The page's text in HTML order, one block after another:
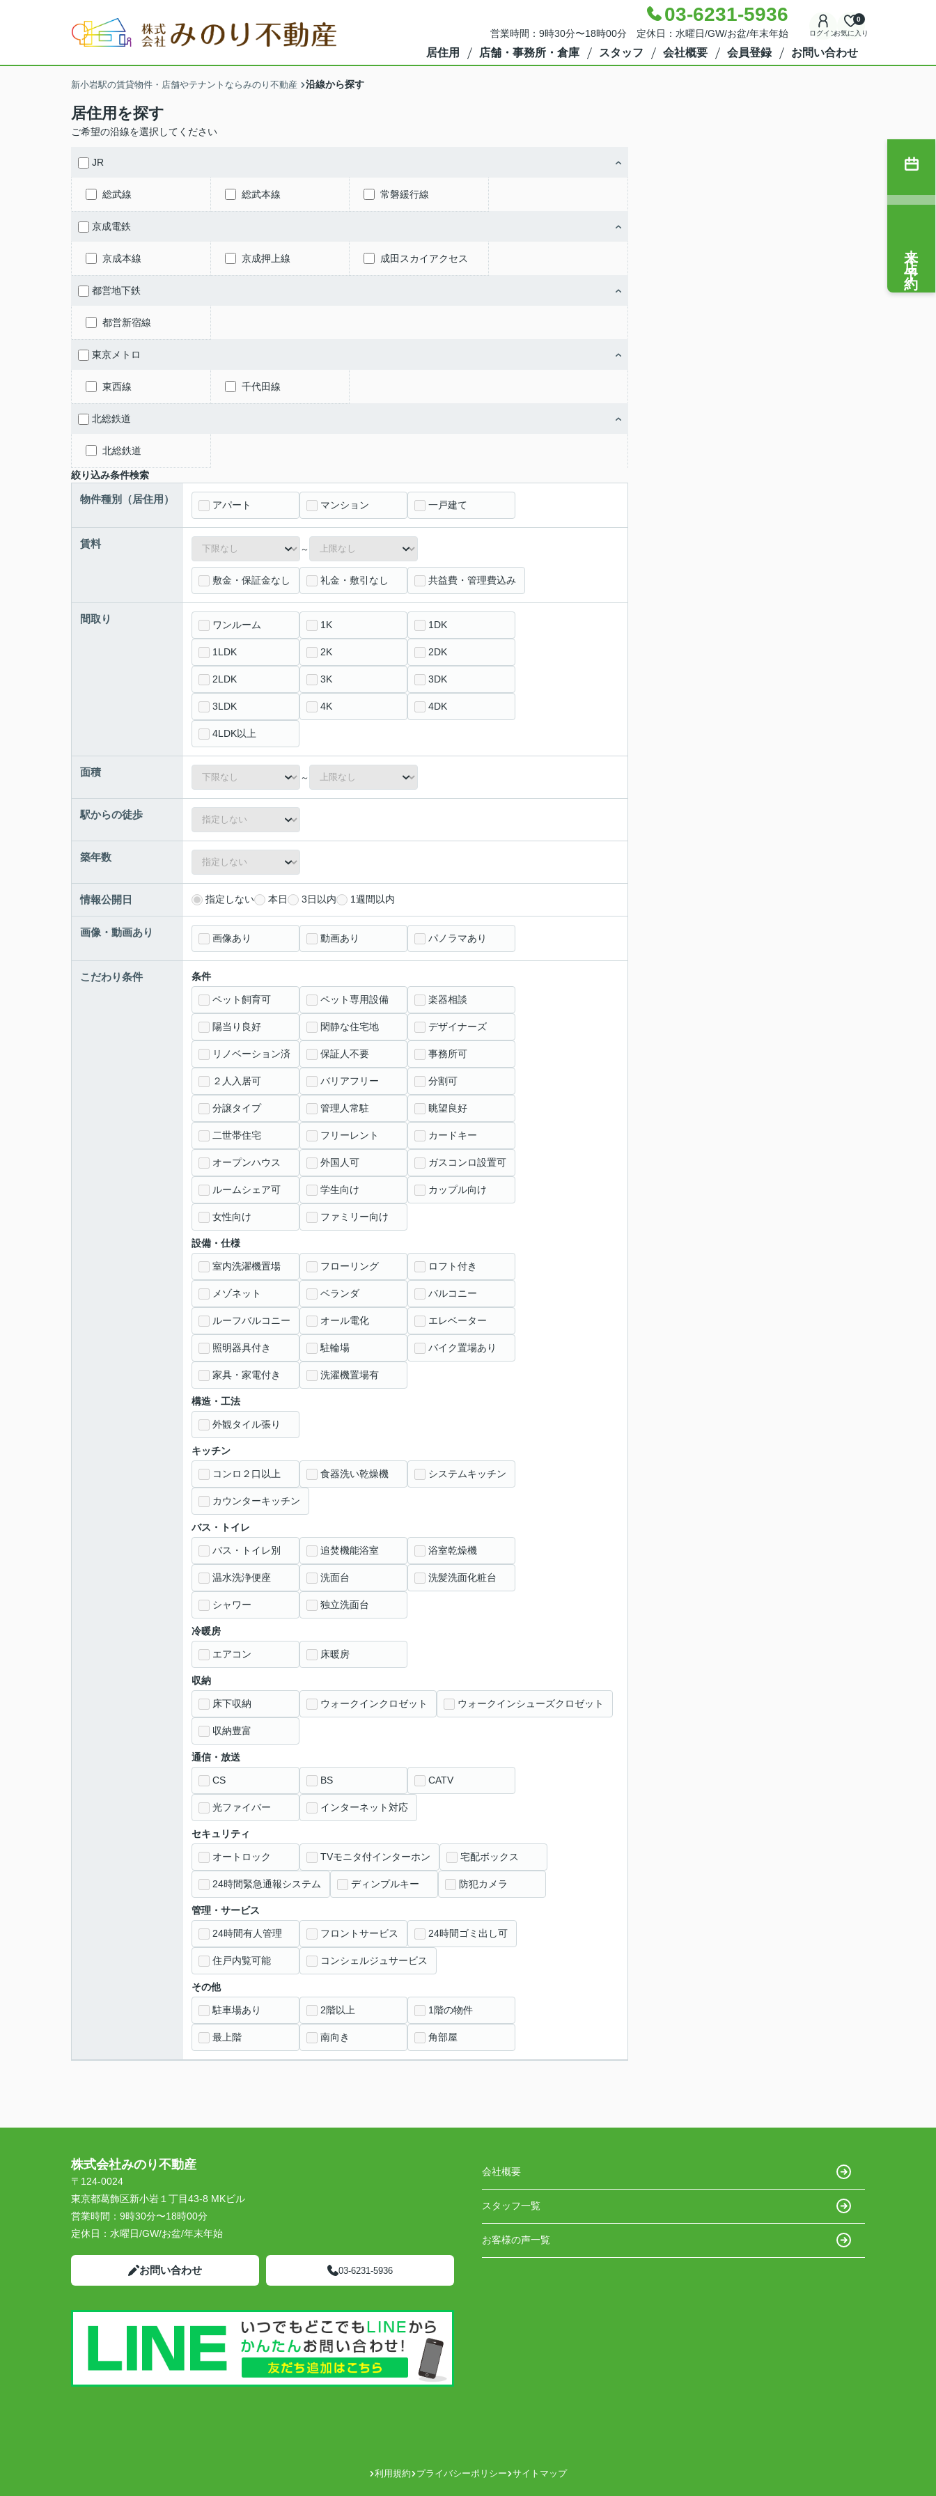
03-6231-5936
営業時間：9時30分〜18時00分 定休日：水曜日/GW/お盆/年末年始 ログインお気に入り
0
居住用 店舗・事務所・倉庫 スタッフ 会社概要 会員登録 お問い合わせ
新小岩駅の賃貸物件・店舗やテナントならみのり不動産 沿線から探す
居住用を探す
ご希望の沿線を選択してください
JR
総武線 総武本線 常磐緩行線
京成電鉄
京成本線 京成押上線 成田スカイアクセス
都営地下鉄
都営新宿線
東京メトロ
東西線 千代田線
北総鉄道
北総鉄道
絞り込み条件検索
物件種別（居住用） アパート マンション 一戸建て
賃料 ～
敷金・保証金なし 礼金・敷引なし 共益費・管理費込み
間取り ワンルーム 1K 1DK
1LDK 2K 2DK
2LDK 3K 3DK
3LDK 4K 4DK
4LDK以上
面積 ～
駅からの徒歩
築年数
情報公開日 指定しない 本日 3日以内 1週間以内
画像・動画あり 画像あり 動画あり パノラマあり
こだわり条件 条件
ペット飼育可 ペット専用設備 楽器相談
陽当り良好 閑静な住宅地 デザイナーズ
リノベーション済 保証人不要 事務所可
２人入居可 バリアフリー 分割可
分譲タイプ 管理人常駐 眺望良好
二世帯住宅 フリーレント カードキー
オープンハウス 外国人可 ガスコンロ設置可
ルームシェア可 学生向け カップル向け
女性向け ファミリー向け
設備・仕様
室内洗濯機置場 フローリング ロフト付き
メゾネット ベランダ バルコニー
ルーフバルコニー オール電化 エレベーター
照明器具付き 駐輪場 バイク置場あり
家具・家電付き 洗濯機置場有
構造・工法
外観タイル張り
キッチン
コンロ２口以上 食器洗い乾燥機 システムキッチン
カウンターキッチン
バス・トイレ
バス・トイレ別 追焚機能浴室 浴室乾燥機
温水洗浄便座 洗面台 洗髪洗面化粧台
シャワー 独立洗面台
冷暖房
エアコン 床暖房
収納
床下収納 ウォークインクロゼット ウォークインシューズクロゼット
収納豊富
通信・放送
CS BS CATV
光ファイバー インターネット対応
セキュリティ
オートロック TVモニタ付インターホン 宅配ボックス
24時間緊急通報システム ディンプルキー 防犯カメラ
管理・サービス
24時間有人管理 フロントサービス 24時間ゴミ出し可
住戸内覧可能 コンシェルジュサービス
その他
駐車場あり 2階以上 1階の物件
最上階 南向き 角部屋
来店予約
株式会社みのり不動産
〒124-0024
東京都葛飾区新小岩１丁目43-8 MKビル
営業時間： 9時30分〜18時00分
定休日： 水曜日/GW/お盆/年末年始
お問い合わせ 03-6231-5936
会社概要
スタッフ一覧
お客様の声一覧
利用規約 プライバシーポリシー サイトマップ